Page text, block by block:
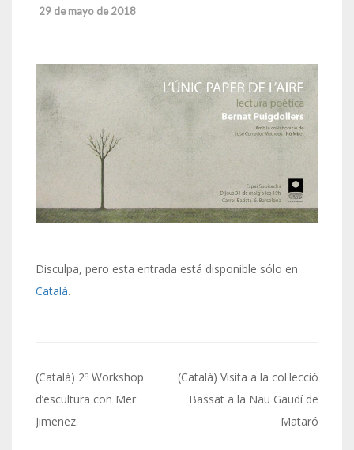
29 de mayo de 2018
Disculpa, pero esta entrada está disponible sólo en
Català.
Navegación
de
entradas
(Català) 2º Workshop
d’escultura con Mer
Jimenez.
(Català) Visita a la col·lecció
Bassat a la Nau Gaudí de
Mataró